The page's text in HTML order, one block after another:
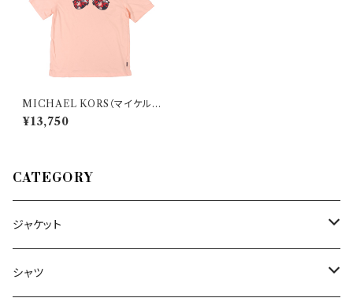
MICHAEL KORS（マイケルコ
ース） Uネック半袖Tシャツ CU
2510FNV4 31682
¥13,750
CATEGORY
ジャケット
～44/S
シャツ